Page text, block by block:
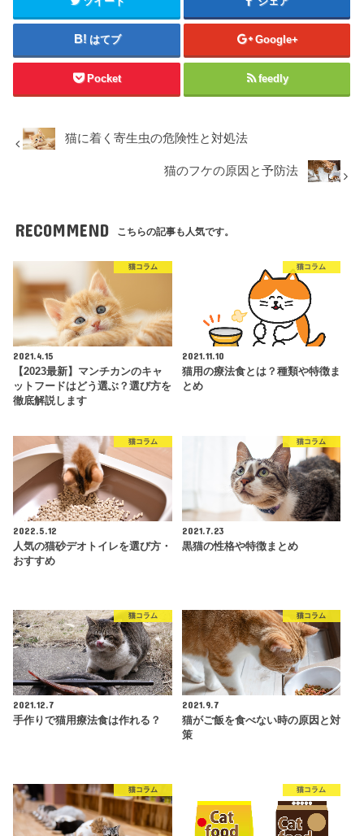
はてブ Google+
Pocket feedly
猫に着く寄生虫の危険性と対処法
猫のフケの原因と予防法
RECOMMEND こちらの記事も人気です。
猫コラム
2021.4.15
【2023最新】マンチカンのキャ
ットフードはどう選ぶ？選び方を
徹底解説します
猫コラム
2021.11.10
猫用の療法食とは？種類や特徴ま
とめ
猫コラム
2022.5.12
人気の猫砂デオトイレを選び方・
おすすめ
猫コラム
2021.7.23
黒猫の性格や特徴まとめ
猫コラム
2021.12.7
手作りで猫用療法食は作れる？
猫コラム
2021.9.7
猫がご飯を食べない時の原因と対
策
猫コラム 猫コラム